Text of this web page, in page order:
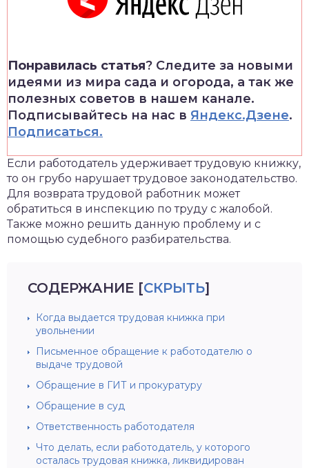
Понравилась статья? Следите за новыми
идеями из мира сада и огорода, а так же
полезных советов в нашем канале.
Подписывайтесь на нас в Яндекс.Дзене.
Подписаться.
Если работодатель удерживает трудовую книжку,
то он грубо нарушает трудовое законодательство.
Для возврата трудовой работник может
обратиться в инспекцию по труду с жалобой.
Также можно решить данную проблему и с
помощью судебного разбирательства.
СОДЕРЖАНИЕ [СКРЫТЬ]
Когда выдается трудовая книжка при
увольнении
Письменное обращение к работодателю о
выдаче трудовой
Обращение в ГИТ и прокуратуру
Обращение в суд
Ответственность работодателя
Что делать, если работодатель, у которого
осталась трудовая книжка, ликвидирован